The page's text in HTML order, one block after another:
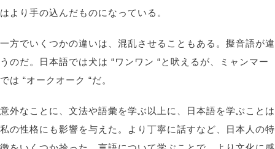
はより手の込んだものになっている。
一方でいくつかの違いは、混乱させることもある。擬音語が違
うのだ。日本語では犬は “ワンワン “と吠えるが、ミャンマー
では “オークオーク “だ。
意外なことに、文法や語彙を学ぶ以上に、日本語を学ぶことは
私の性格にも影響を与えた。より丁寧に話すなど、日本人の特